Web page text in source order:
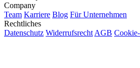
Company
Team Karriere Blog Für Unternehmen
Rechtliches
Datenschutz Widerrufsrecht AGB